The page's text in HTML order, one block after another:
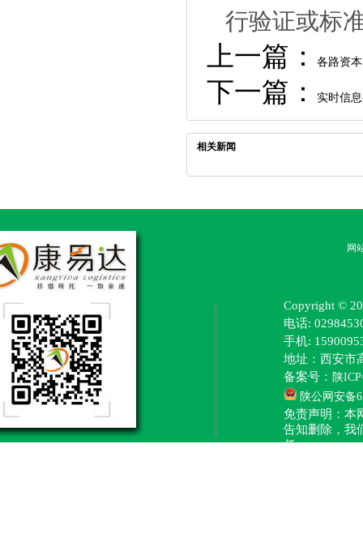
行验证或标
上一篇： 各路资
下一篇： 实时信
相关新闻
网
Copyright ©
电话:
手机:
地址：西安市
备案号： 陕
陕公网安备
免责声明：本
告知删除，我
任。